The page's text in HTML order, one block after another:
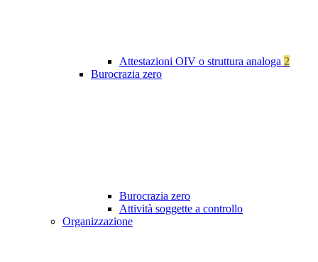
Attestazioni OIV o struttura analoga 2
Burocrazia zero
Burocrazia zero
Attività soggette a controllo
Organizzazione